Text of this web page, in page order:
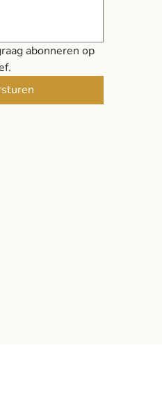
abonneren op